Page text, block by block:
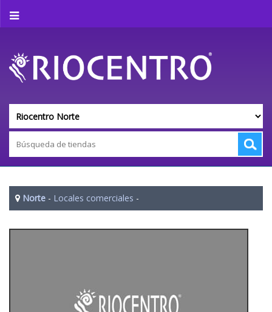
Norte - Locales comerciales -